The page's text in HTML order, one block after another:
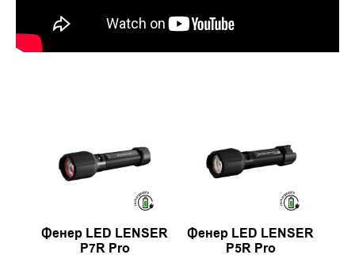
Фенер LED LENSER
P7R Pro
Фенер LED LENSER
P5R Pro